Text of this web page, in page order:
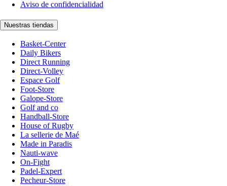
Aviso de confidencialidad
Nuestras tiendas
Basket-Center
Daily Bikers
Direct Running
Direct-Volley
Espace Golf
Foot-Store
Galope-Store
Golf and co
Handball-Store
House of Rugby
La sellerie de Maé
Made in Paradis
Nauti-wave
On-Fight
Padel-Expert
Pecheur-Store